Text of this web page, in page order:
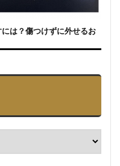
は？傷つけずに外せるお